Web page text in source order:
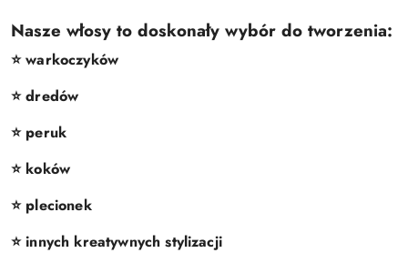
Nasze włosy to doskonały wybór do tworzenia:
⭐️ warkoczyków
⭐️ dredów
⭐️ peruk
⭐️ koków
⭐️ plecionek
⭐️ innych kreatywnych stylizacji